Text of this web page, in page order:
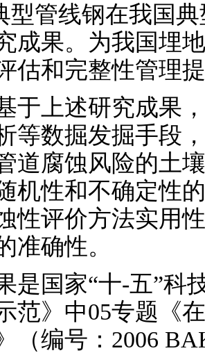
型管线钢在我国
成果。为我国埋
估和完整性管理
上述研究成果，
等数掘发掘手段
道腐蚀风险的土
机性和不确定性
性评价方法实用
准确性。
国家“十-五”科技
范》中05专题《
（编号：2006